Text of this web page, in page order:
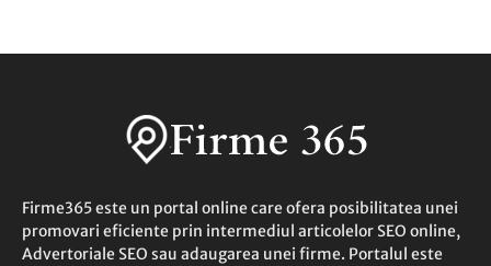
Firme365 este un portal online care ofera posibilitatea unei
promovari eficiente prin intermediul articolelor SEO online,
Advertoriale SEO sau adaugarea unei firme. Portalul este